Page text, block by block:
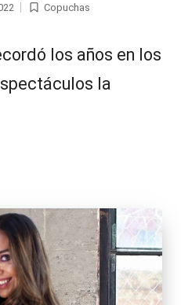
Publicada
Copuchas
los años en los
la